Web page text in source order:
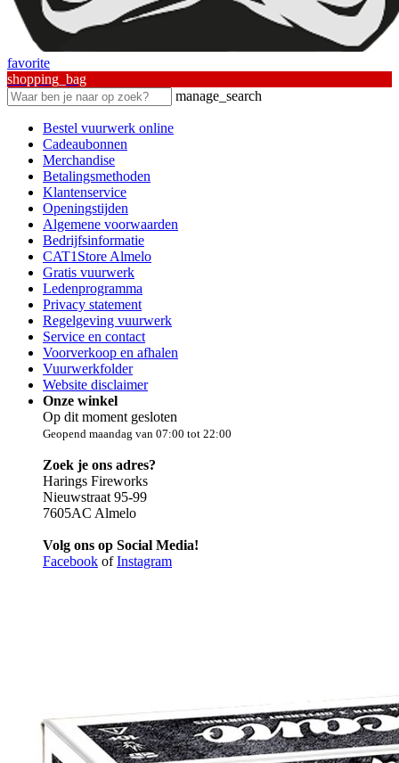
favorite
shopping_bag
manage_search
Bestel vuurwerk online
Cadeaubonnen
Merchandise
Betalingsmethoden
Klantenservice
Openingstijden
Algemene voorwaarden
Bedrijfsinformatie
CAT1Store Almelo
Gratis vuurwerk
Ledenprogramma
Privacy statement
Regelgeving vuurwerk
Service en contact
Voorverkoop en afhalen
Vuurwerkfolder
Website disclaimer
Onze winkel
Op dit moment gesloten
Geopend maandag van 07:00 tot 22:00
Zoek je ons adres?
Harings Fireworks
Nieuwstraat 95-99
7605AC Almelo
Volg ons op Social Media!
Facebook ofInstagram